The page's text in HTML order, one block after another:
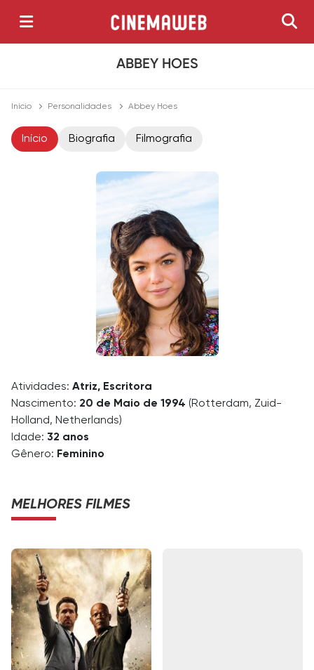
ABBEY HOES
Início Personalidades Abbey Hoes
Início Biografia Filmografia
Atividades: Atriz, Escritora
Nascimento: 20 de Maio de 1994 (Rotterdam, Zuid-
Holland, Netherlands)
Idade: 32 anos
Gênero: Feminino
MELHORES FILMES